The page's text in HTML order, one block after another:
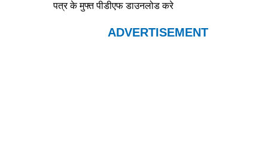
पत्र के मुफ्त पीडीएफ डाउनलोड करे
ADVERTISEMENT